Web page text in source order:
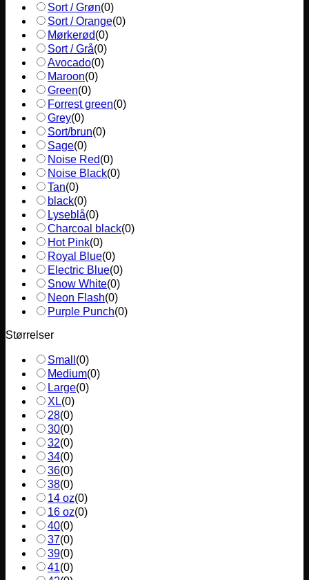
Sort / Grøn(0)
Sort / Orange(0)
Mørkerød(0)
Sort / Grå(0)
Avocado(0)
Maroon(0)
Green(0)
Forrest green(0)
Grey(0)
Sort/brun(0)
Sage(0)
Noise Red(0)
Noise Black(0)
Tan(0)
black(0)
Lyseblå(0)
Charcoal black(0)
Hot Pink(0)
Royal Blue(0)
Electric Blue(0)
Snow White(0)
Neon Flash(0)
Purple Punch(0)
Størrelser
Small (0)
Medium(0)
Large(0)
XL(0)
28(0)
30(0)
32(0)
34(0)
36(0)
38(0)
14 oz(0)
16 oz(0)
40(0)
37(0)
39(0)
41(0)